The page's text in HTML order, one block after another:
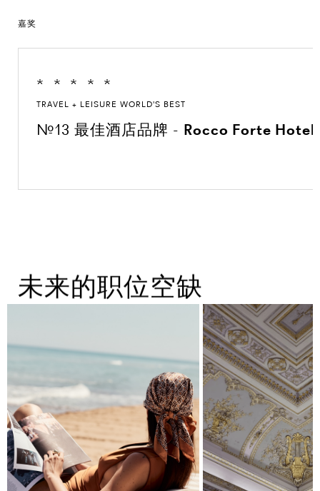
嘉奖
* * * * *
TRAVEL + LEISURE WORLD'S BEST
#13 最佳酒店品牌 - Rocco Forte
未来的职位空缺